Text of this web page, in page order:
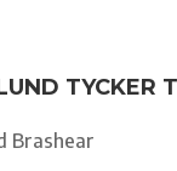
TYCKER
Brashear